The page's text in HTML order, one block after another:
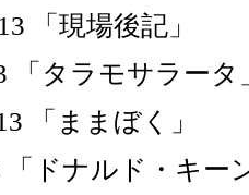
「現場後記」
「タラモサラータ
「ままぼく」
「ドナルド・キー